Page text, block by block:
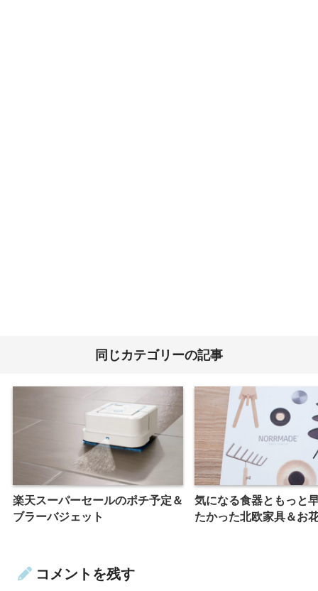
同じカテゴリーの記事
楽天スーパーセールのポチ予定＆
ブラーバジェット
気になる食器ともっと
たかった北欧家具＆お
コメントを残す